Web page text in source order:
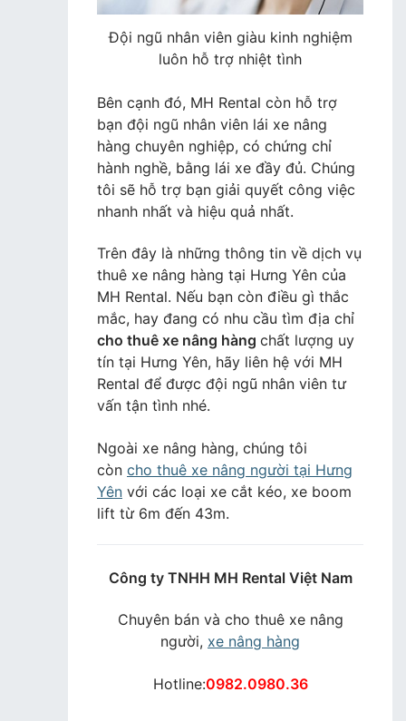
Đội ngũ nhân viên giàu kinh nghiệm
luôn hỗ trợ nhiệt tình
Bên cạnh đó, MH Rental còn hỗ trợ
bạn đội ngũ nhân viên lái xe nâng
hàng chuyên nghiệp, có chứng chỉ
hành nghề, bằng lái xe đầy đủ. Chúng
tôi sẽ hỗ trợ bạn giải quyết công việc
nhanh nhất và hiệu quả nhất.
Trên đây là những thông tin về dịch vụ
thuê xe nâng hàng tại Hưng Yên của
MH Rental. Nếu bạn còn điều gì thắc
mắc, hay đang có nhu cầu tìm địa chỉ
cho thuê xe nâng hàng chất lượng uy
tín tại Hưng Yên, hãy liên hệ với MH
Rental để được đội ngũ nhân viên tư
vấn tận tình nhé.
Ngoài xe nâng hàng, chúng tôi
còn cho thuê xe nâng người tại Hưng
Yên với các loại xe cắt kéo, xe boom
lift từ 6m đến 43m.
Công ty TNHH MH Rental Việt Nam
Chuyên bán và cho thuê xe nâng
người, xe nâng hàng
Hotline:0982.0980.36